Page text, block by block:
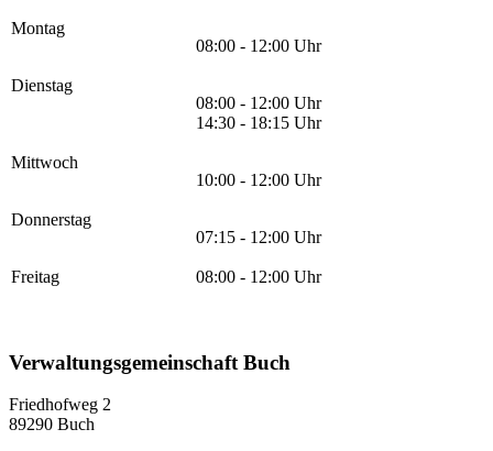
Montag
08:00 - 12:00 Uhr
Dienstag
08:00 - 12:00 Uhr
14:30 - 18:15 Uhr
Mittwoch
10:00 - 12:00 Uhr
Donnerstag
07:15 - 12:00 Uhr
Freitag 08:00 - 12:00 Uhr
Verwaltungsgemeinschaft Buch
Friedhofweg 2
89290 Buch